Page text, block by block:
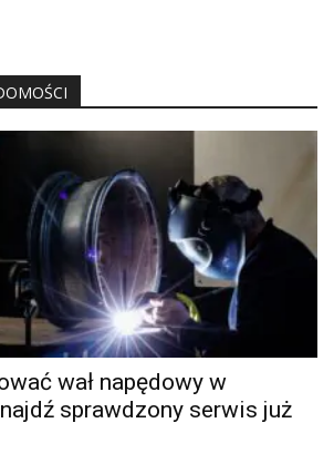
wał napędowy w
sprawdzony serwis już